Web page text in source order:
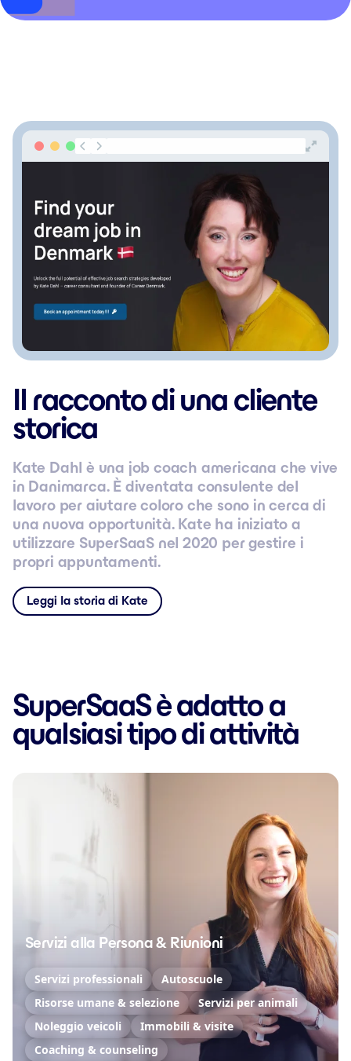
Il racconto di una cliente
storica
Kate Dahl è una job coach americana che vive
in Danimarca. È diventata consulente del
lavoro per aiutare coloro che sono in cerca di
una nuova opportunità. Kate ha iniziato a
utilizzare SuperSaaS nel 2020 per gestire i
propri appuntamenti.
Leggi la storia di Kate
SuperSaaS è adatto a
qualsiasi tipo di attività
Servizi alla Persona & Riunioni
Servizi professionali
Autoscuole
Risorse umane & selezione
Servizi per animali
Noleggio veicoli
Immobili & visite
Coaching & counseling